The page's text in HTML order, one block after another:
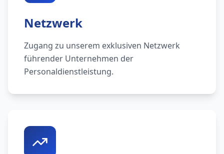
Netzwerk
Zugang zu unserem exklusiven Netzwerk
führender Unternehmen der
Personaldienstleistung.